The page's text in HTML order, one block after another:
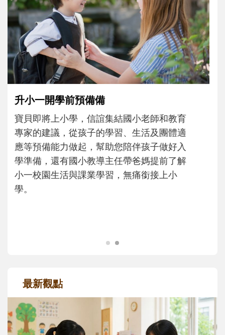
和孩子一起長大的那個男人│讀懂父親的
不同模樣
沒有人天生就擅長當爸爸！男人總是在一次
次「前所未有」的體驗中，跟著孩子一起長
大。從給予安全感的肢體遊戲，到獨立自
主、角色認同及解決問題的能力養成。爸爸
正嘗試用不同的模樣，參與孩子每個重要的
最新觀點